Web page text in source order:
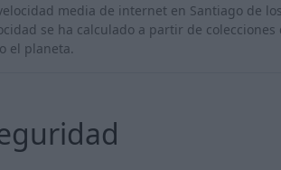
media de internet en Santiago de
se ha calculado a partir de
el planeta.